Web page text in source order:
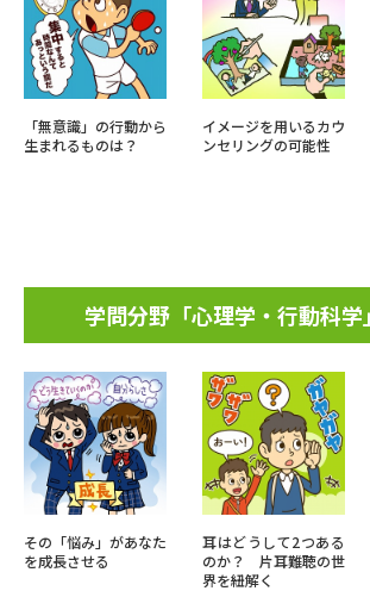
「無意識」の行動から
生まれるものは？
イメージを用いるカウ
ンセリングの可能性
学問分野「心理学・行動科
その「悩み」があなた
を成長させる
耳はどうして2つある
のか？ 片耳難聴の世
界を紐解く